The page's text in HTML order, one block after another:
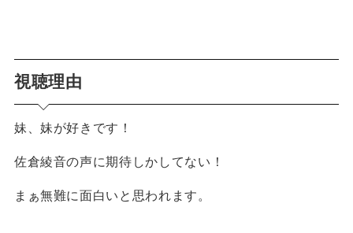
視聴理由
妹、妹が好きです！
佐倉綾音の声に期待しかしてない！
まぁ無難に面白いと思われます。